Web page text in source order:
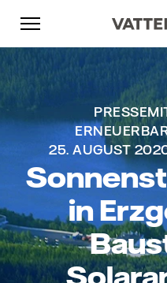
Überspringen
Zurück zur
Gehe zur Fußzeile
25. AUGUST
in
Zurück zur